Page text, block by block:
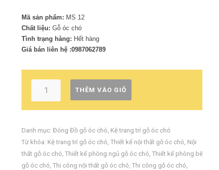
Mã sản phẩm: MS 12
Chất liệu: Gỗ óc chó
Tình trạng hàng: Hết hàng
Giá bán liên hệ :0987062789
THÊM VÀO GIỎ
Danh mục: Đóng Đồ gỗ óc chó, Kệ trang trí gỗ óc chó
Từ khóa: Kệ trang trí gỗ óc chó, Thiết kế nội thất gỗ óc chó, Nội
thất gỗ óc chó, Thiết kế phòng ngủ gỗ óc chó, Thiết kế phòng bếp
gỗ óc chó, Thi công nội thất gỗ óc chó, Thi công gỗ óc chó,